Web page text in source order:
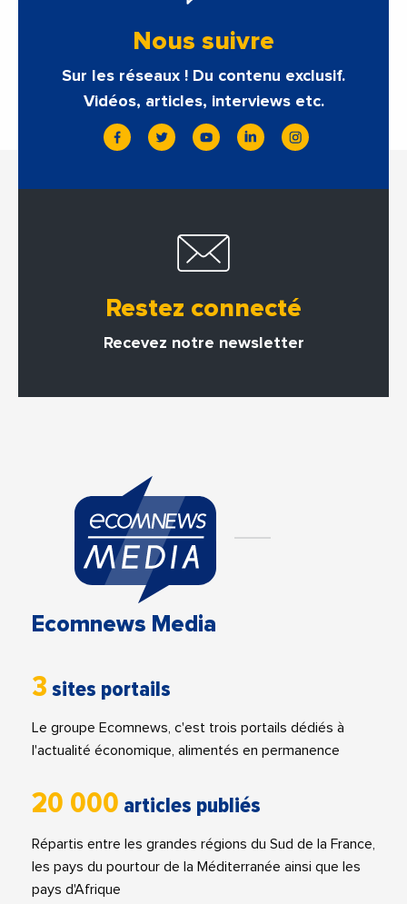
Nous suivre
Sur les réseaux ! Du contenu exclusif.
Vidéos, articles, interviews etc.
Restez connecté
Recevez notre newsletter
Ecomnews Media
3 sites portails
Le groupe Ecomnews, c'est trois portails dédiés à
l'actualité économique, alimentés en permanence
20 000 articles publiés
Répartis entre les grandes régions du Sud de la France,
les pays du pourtour de la Méditerranée ainsi que les
pays d'Afrique